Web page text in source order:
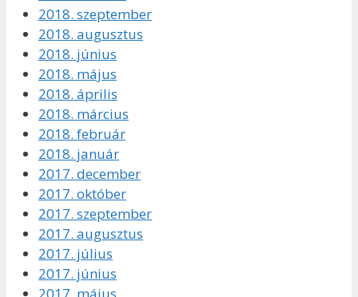
2018. szeptember
2018. augusztus
2018. június
2018. május
2018. április
2018. március
2018. február
2018. január
2017. december
2017. október
2017. szeptember
2017. augusztus
2017. július
2017. június